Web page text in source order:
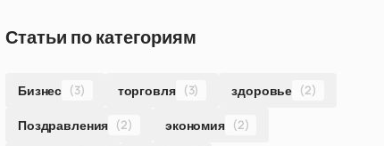
Статьи по категориям
Бизнес (3) торговля (3) здоровье (2)
Поздравления (2) экономия (2)